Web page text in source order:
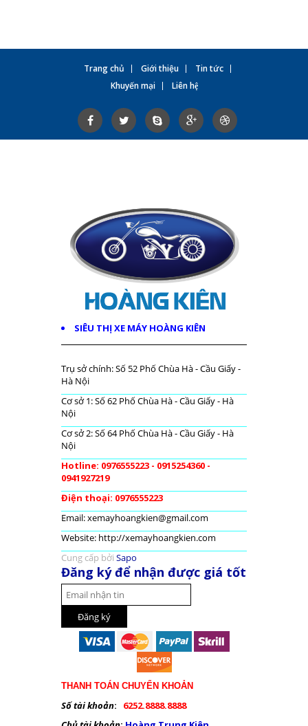
Trang chủ Giới thiệu
Tin tức
Khuyến mại
Liên hệ
SIÊU THỊ XE MÁY HOÀNG KIÊN
Trụ sở chính: Số 52 Phố Chùa Hà - Cầu Giấy -
Hà Nội
Cơ sở 1: Số 62 Phố Chùa Hà - Cầu Giấy - Hà
Nội
Cơ sở 2: Số 64 Phố Chùa Hà - Cầu Giấy - Hà
Nội
Hotline: 0976555223 - 0915254360 -
0941927219
Điện thoại: 0976555223
Email: xemayhoangkien@gmail.com
Website: http://xemayhoangkien.com
Cung cấp bởi Sapo
Đăng ký để nhận được giá tốt
THANH TOÁN CHUYỂN KHOẢN
Số tài khoản:
6252.8888.8888